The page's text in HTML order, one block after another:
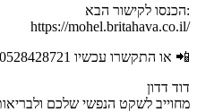
הכנסו לקישור הבא:
https://mohel.britahava.co.il/
או התקשרו עכשיו 0528428721 📲
דוד דדון
מחוייב לשקט הנפשי שלכם